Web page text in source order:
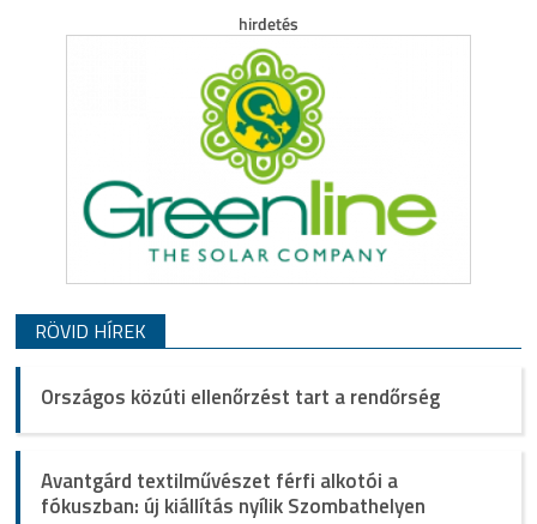
RÖVID HÍREK
Országos közúti ellenőrzést tart a rendőrség
Avantgárd textilművészet férfi alkotói a
fókuszban: új kiállítás nyílik Szombathelyen